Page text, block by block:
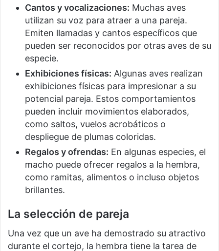
Cantos y vocalizaciones: Muchas aves
utilizan su voz para atraer a una pareja.
Emiten llamadas y cantos específicos que
pueden ser reconocidos por otras aves de su
especie.
Exhibiciones físicas: Algunas aves realizan
exhibiciones físicas para impresionar a su
potencial pareja. Estos comportamientos
pueden incluir movimientos elaborados,
como saltos, vuelos acrobáticos o
despliegue de plumas coloridas.
Regalos y ofrendas: En algunas especies, el
macho puede ofrecer regalos a la hembra,
como ramitas, alimentos o incluso objetos
brillantes.
La selección de pareja
Una vez que un ave ha demostrado su atractivo
durante el cortejo, la hembra tiene la tarea de